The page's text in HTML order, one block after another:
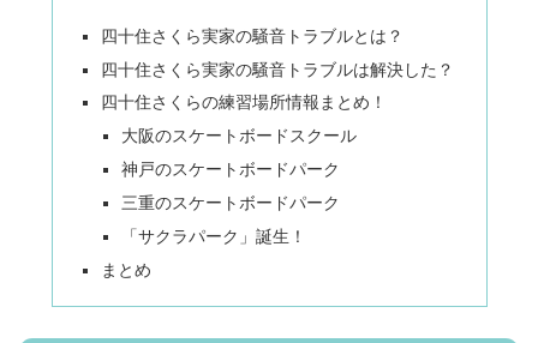
四十住さくら実家の騒音トラブルとは？
四十住さくら実家の騒音トラブルは解決した？
四十住さくらの練習場所情報まとめ！
大阪のスケートボードスクール
神戸のスケートボードパーク
三重のスケートボードパーク
「サクラパーク」誕生！
まとめ